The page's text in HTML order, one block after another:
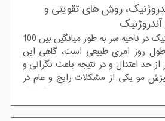
روش های تقویتی و
ریزش موی آندروژنیک در ناحیه سر به طور میانگین بین 100
در طول روز امری طبیعی است، گاهی این
حد اعتدال و در نتیجه باعث نگرانی و
مو یکی از مشکلات رایج و عام در
بوده و بدون محدودیت سنی و استثناء